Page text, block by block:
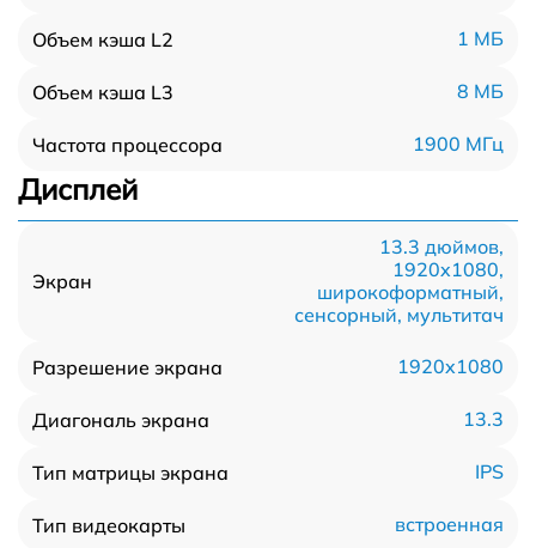
Объем кэша L2 1 МБ
Объем кэша L3 8 МБ
Частота процессора 1900 МГц
Дисплей
Экран
13.3 дюймов,
1920x1080,
широкоформатный,
сенсорный, мультитач
Разрешение экрана 1920x1080
Диагональ экрана 13.3
Тип матрицы экрана IPS
Тип видеокарты встроенная